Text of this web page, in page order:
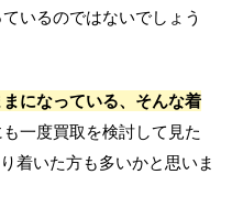
いるのではないでしょう
になっている、そんな着
も一度買取を検討して見た
着いた方も多いかと思いま